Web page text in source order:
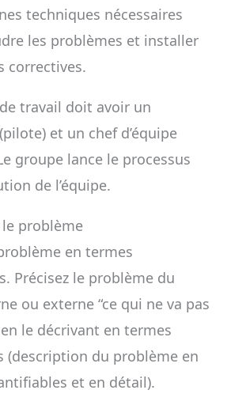
techniques nécessaires
les problèmes et installer
correctives.
travail doit avoir un
et un chef d’équipe
groupe lance le processus
de l’équipe.
problème
en termes
Précisez le problème du
ou externe “ce qui ne va pas
le décrivant en termes
(description du problème en
et en détail).